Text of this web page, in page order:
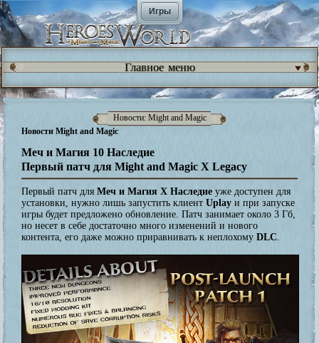
Игры
Главное меню
Новости: Might and Magic
Новости Might and Magic
Меч и Магия 10 Наследие
Первый патч для Might and Magic X Legacy
Первый патч для Меч и Магия Х Наследие уже доступен для
установки, нужно лишь запустить клиент Uplay и при запуске
игры будет предложено обновление. Патч занимает около 3 Гб,
но несет в себе достаточно много изменений и нового
контента, его даже можно приравнивать к неплохому DLC